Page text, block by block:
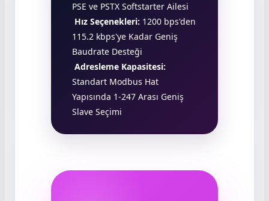
PSE ve PSTX Softstarter Ailesi
Hız Seçenekleri: 1200 bps'den
115.2 kbps'ye Kadar Geniş
Baudrate Desteği
Adresleme Kapasitesi:
Standart Modbus Hat
Yapısında 1-247 Arası Geniş
Slave Seçimi